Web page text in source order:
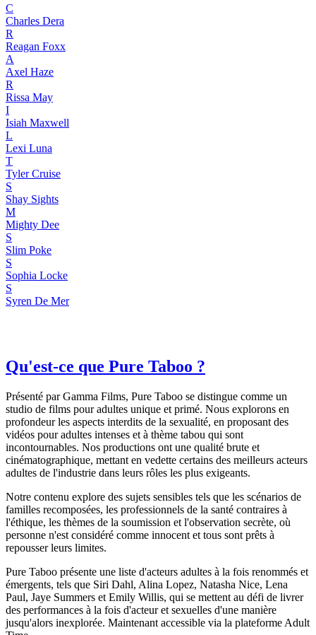
C
Charles Dera
R
Reagan Foxx
A
Axel Haze
R
Rissa May
I
Isiah Maxwell
L
Lexi Luna
T
Tyler Cruise
S
Shay Sights
M
Mighty Dee
S
Slim Poke
S
Sophia Locke
S
Syren De Mer
Qu'est-ce que Pure Taboo ?
Présenté par Gamma Films, Pure Taboo se distingue comme un
studio de films pour adultes unique et primé. Nous explorons en
profondeur les aspects interdits de la sexualité, en proposant des
vidéos pour adultes intenses et à thème tabou qui sont
incontournables. Nos productions ont une qualité brute et
cinématographique, mettant en vedette certains des meilleurs acteurs
adultes de l'industrie dans leurs rôles les plus exigeants.
Notre contenu explore des sujets sensibles tels que les scénarios de
familles recomposées, les professionnels de la santé contraires à
l'éthique, les thèmes de la soumission et l'observation secrète, où
personne n'est considéré comme innocent et tous sont prêts à
repousser leurs limites.
Pure Taboo présente une liste d'acteurs adultes à la fois renommés et
émergents, tels que Siri Dahl, Alina Lopez, Natasha Nice, Lena
Paul, Jaye Summers et Emily Willis, qui se mettent au défi de livrer
des performances à la fois d'acteur et sexuelles d'une manière
jusqu'alors inexplorée. Maintenant accessible via la plateforme Adult